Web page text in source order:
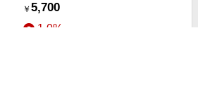
ナナ プルーン いちご クランベリー
カ
￥ 5,700
1.0%